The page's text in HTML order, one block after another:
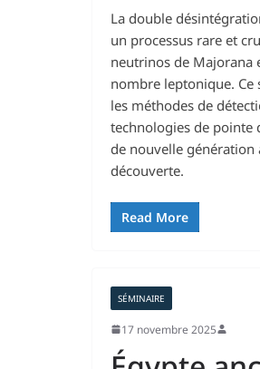
La double
un processus rare et
neutrinos de Majorana
nombre leptonique.
les méthodes de
technologies de pointe
de nouvelle
découverte.
Read More
SÉMINAIRE
17 novembre 2025